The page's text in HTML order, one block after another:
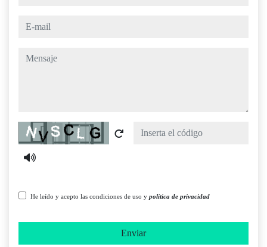
e-mail
mensaje
Captcha
He leído y acepto las condiciones de uso y política de privacidad
Enviar